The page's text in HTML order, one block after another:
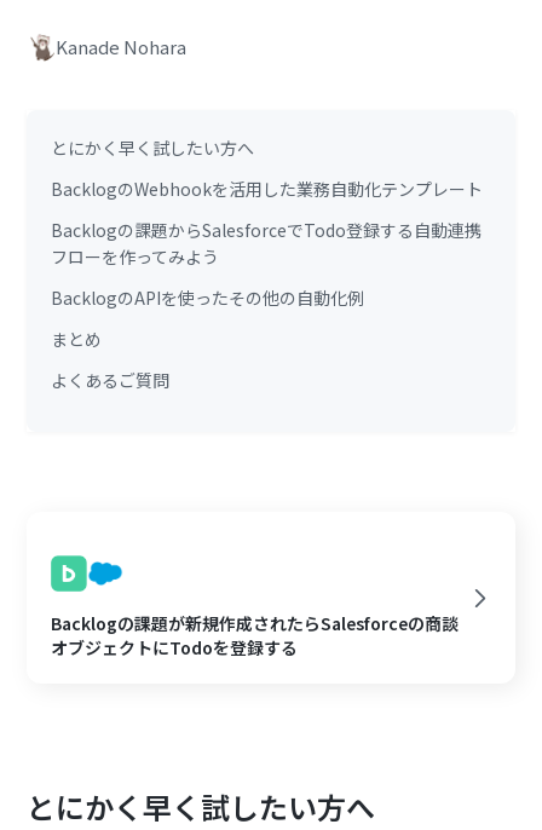
Kanade Nohara
とにかく早く試したい方へ
BacklogのWebhookを活用した業務自動化テンプレート
Backlogの課題からSalesforceでTodo登録する自動連携
フローを作ってみよう
BacklogのAPIを使ったその他の自動化例
まとめ
よくあるご質問
Backlogの課題が新規作成されたらSalesforceの商談
オブジェクトにTodoを登録する
とにかく早く試したい方へ